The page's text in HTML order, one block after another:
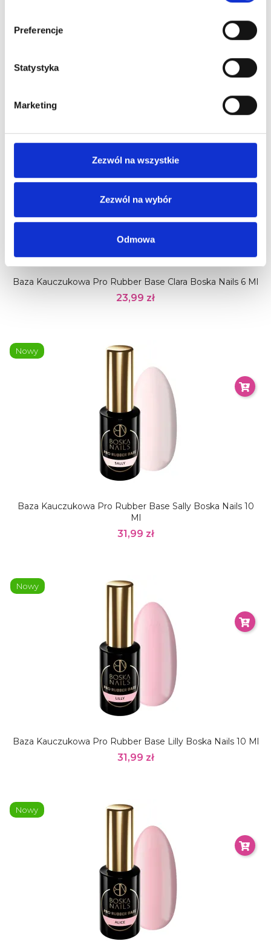
Preferencje
Statystyka
Marketing
Zezwól na wszystkie
Zezwól na wybór
Odmowa
Baza Kauczukowa Pro Rubber Base Bella Boska Nails 6 Ml
Baza Kauczukowa Pro Rubber Base Clara Boska Nails 6 Ml
23,99 zł
Baza Kauczukowa Pro Rubber Base Sally Boska Nails 10
Ml
31,99 zł
Nowy
Baza Kauczukowa Pro Rubber Base Lilly Boska Nails 10 Ml
31,99 zł
Nowy
Nowy